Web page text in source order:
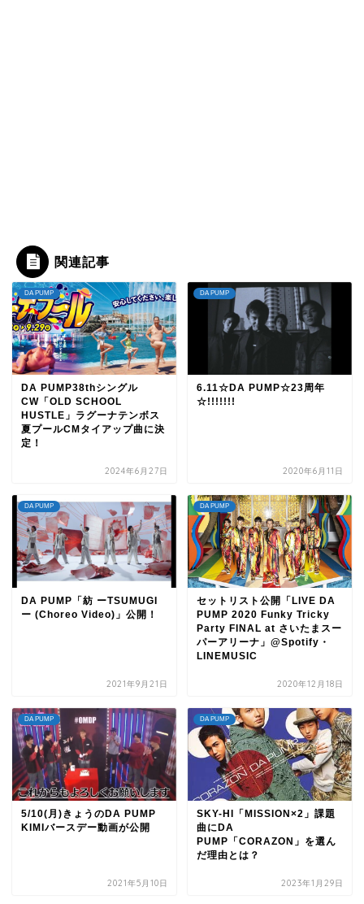
関連記事
DA PUMP
DA PUMP38thシングル
CW「OLD SCHOOL
HUSTLE」ラグーナテンボス
夏プールCMタイアップ曲に決
定！
2024年6月27日
DA PUMP
6.11☆DA PUMP☆23周年
☆!!!!!!!
2020年6月11日
DA PUMP
DA PUMP「紡 ーTSUMUGI
ー (Choreo Video)」公開！
2021年9月21日
DA PUMP
セットリスト公開「LIVE DA
PUMP 2020 Funky Tricky
Party FINAL at さいたまスー
パーアリーナ」@Spotify・
LINEMUSIC
2020年12月18日
DA PUMP
5/10(月)きょうのDA PUMP
KIMIバースデー動画が公開
2021年5月10日
DA PUMP
SKY-HI「MISSION×2」課題
曲にDA
PUMP「CORAZON」を選ん
だ理由とは？
2023年1月29日